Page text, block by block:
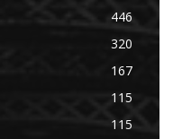
446
320
167
115
115